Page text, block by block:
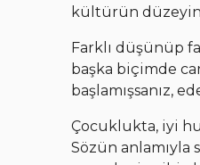
kültürün düzeyini
Farklı düşünüp
başka biçimde
başlamışsanız,
Çocuklukta, iyi
Sözün anlamıyla